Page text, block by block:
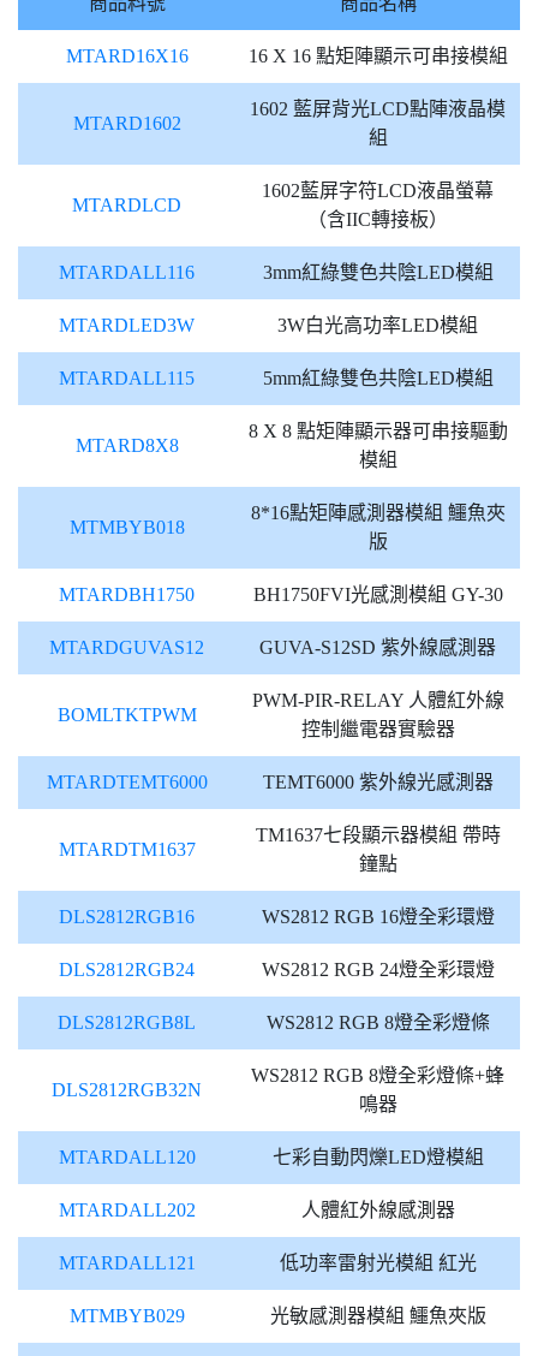
MTARD16X16 16 X 16 點矩陣顯示可串接模組
MTARD1602
1602 藍屏背光LCD點陣液晶模
組
MTARDLCD
1602藍屏字符LCD液晶螢幕
（含IIC轉接板）
MTARDALL116 3mm紅綠雙色共陰LED模組
MTARDLED3W 3W白光高功率LED模組
MTARDALL115 5mm紅綠雙色共陰LED模組
MTARD8X8
8 X 8 點矩陣顯示器可串接驅動
模組
MTMBYB018
8*16點矩陣感測器模組 鱷魚夾
版
MTARDBH1750 BH1750FVI光感測模組 GY-30
MTARDGUVAS12 GUVA-S12SD 紫外線感測器
BOMLTKTPWM
PWM-PIR-RELAY 人體紅外線
控制繼電器實驗器
MTARDTEMT6000 TEMT6000 紫外線光感測器
MTARDTM1637
TM1637七段顯示器模組 帶時
鐘點
DLS2812RGB16 WS2812 RGB 16燈全彩環燈
DLS2812RGB24 WS2812 RGB 24燈全彩環燈
DLS2812RGB8L WS2812 RGB 8燈全彩燈條
DLS2812RGB32N
WS2812 RGB 8燈全彩燈條+蜂
鳴器
MTARDALL120 七彩自動閃爍LED燈模組
MTARDALL202 人體紅外線感測器
MTARDALL121 低功率雷射光模組 紅光
MTMBYB029 光敏感測器模組 鱷魚夾版